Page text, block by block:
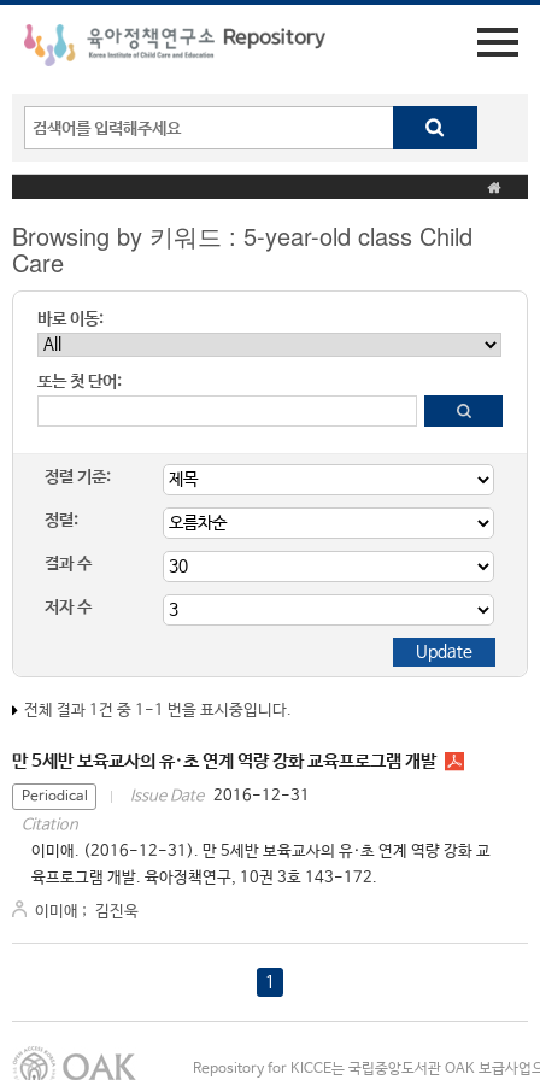
Browsing by 키워드 : 5-year-old class Child
Care
바로 이동:
또는 첫 단어:
정렬 기준:
정렬:
결과 수
저자 수
전체 결과 1건 중 1-1 번을 표시중입니다.
만 5세반 보육교사의 유·초 연계 역량 강화 교육프로그램 개발
Periodical Issue Date 2016-12-31
Citation
이미애. (2016-12-31). 만 5세반 보육교사의 유·초 연계 역량 강화 교
육프로그램 개발. 육아정책연구, 10권 3호 143-172.
이미애 ; 김진욱
1
Repository for KICCE는 국립중앙도서관 OAK 보급사업